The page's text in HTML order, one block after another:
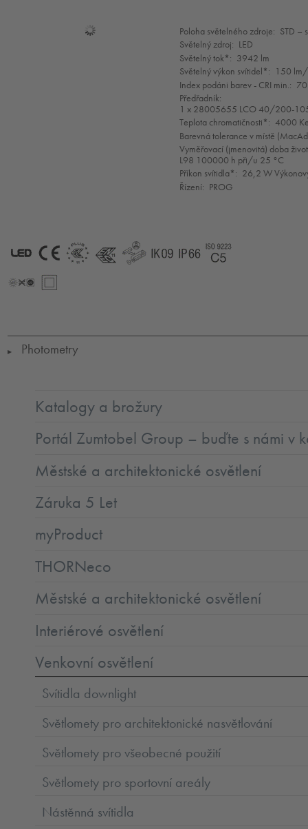
Mode
selection
Poloha světelného zdroje: STD –
Světelný zdroj: LED
Světelný tok*: 3942 lm
Světelný výkon svítidel*: 150
Index podáni barev - CRI min.: 70
Předřadník:
1 x 28005655 LCO 40/200-
Teplota chromatičnosti*: 4000
Barevná tolerance v místě
Vyměřovací (jmenovitá) doba
L98 100000 h při/u 25 °C
Příkon svítidla*: 26,2 W
Řízení: PROG
▶ Photometry
Katalogy a brožury
Portál Zumtobel Group – buďte s námi v
Městské a architektonické osvětlení
Záruka 5 Let
myProduct
THORNeco
Městské a architektonické osvětlení
Interiérové osvětlení
Venkovní osvětlení
Svítidla downlight
Světlomety pro architektonické nasvětlování
Světlomety pro všeobecné použití
Světlomety pro sportovní areály
Nástěnná svítidla